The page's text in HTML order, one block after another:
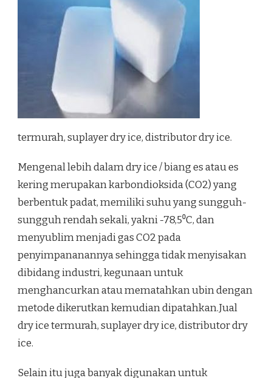
termurah, suplayer dry ice, distributor dry ice.
Mengenal lebih dalam dry ice / biang es atau es
kering merupakan karbondioksida (CO2) yang
berbentuk padat, memiliki suhu yang sungguh-
sungguh rendah sekali, yakni -78,5⁰C, dan
menyublim menjadi gas CO2 pada
penyimpananannya sehingga tidak menyisakan
dibidang industri, kegunaan untuk
menghancurkan atau mematahkan ubin dengan
metode dikerutkan kemudian dipatahkan.Jual
dry ice termurah, suplayer dry ice, distributor dry
ice.
Selain itu juga banyak digunakan untuk